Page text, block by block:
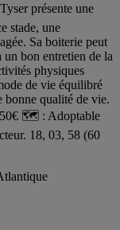
présente une
stade, une
Sa boiterie peut
un bon entretien de la
physiques
de vie équilibré
bonne qualité de vie.
🗺️ : Adoptable
18, 03, 58 (60